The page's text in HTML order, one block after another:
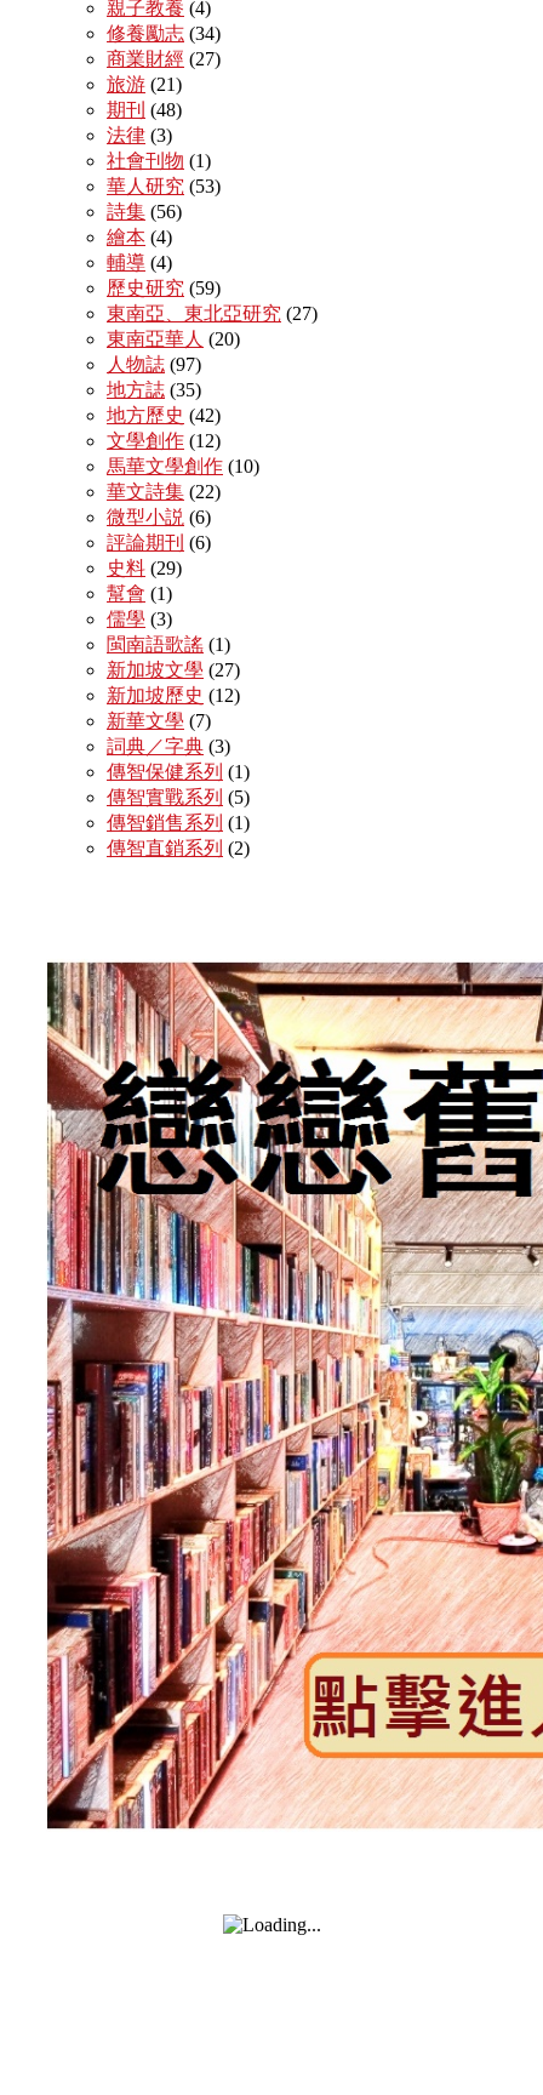
親子教養 (4)
修養勵志 (34)
商業財經 (27)
旅游 (21)
期刊 (48)
法律 (3)
社會刊物 (1)
華人研究 (53)
詩集 (56)
繪本 (4)
輔導 (4)
歷史研究 (59)
東南亞、東北亞研究 (27)
東南亞華人 (20)
人物誌 (97)
地方誌 (35)
地方歷史 (42)
文學創作 (12)
馬華文學創作 (10)
華文詩集 (22)
微型小説 (6)
評論期刊 (6)
史料 (29)
幫會 (1)
儒學 (3)
閩南語歌謠 (1)
新加坡文學 (27)
新加坡歷史 (12)
新華文學 (7)
詞典／字典 (3)
傳智保健系列 (1)
傳智實戰系列 (5)
傳智銷售系列 (1)
傳智直銷系列 (2)